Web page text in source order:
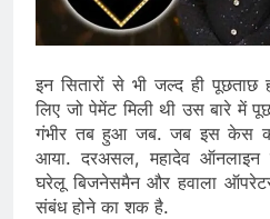
इन सितारों से भी जल्द ही पूछताछ
लिए जो पेमेंट मिली थी उस बारे में
गंभीर तब हुआ जब. जब इस केस
आया. दरअसल, महादेव ऑनलाइन
घरेलू बिजनेसमैन और हवाला
संबंध होने का शक है.